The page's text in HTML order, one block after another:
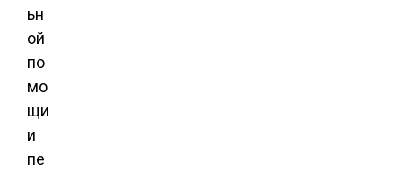
ьн
ой
по
мо
щи
и
пе